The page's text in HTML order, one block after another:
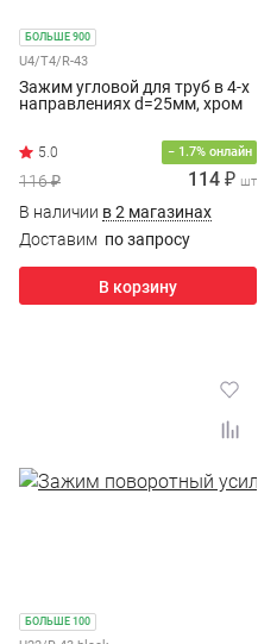
БОЛЬШЕ 900
U4/T4/R-43
Зажим угловой для труб в 4-х
направлениях d=25мм, хром
5.0 − 1.7% онлайн
116 ₽ 114 ₽ шт
В наличии в 2 магазинах
Доставим по запросу
В корзину
БОЛЬШЕ 100